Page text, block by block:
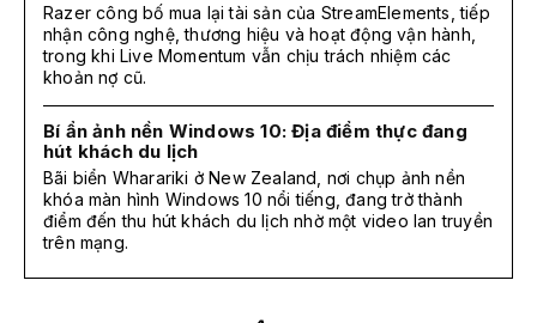
Razer công bố mua lại tài sản của StreamElements, tiếp
nhận công nghệ, thương hiệu và hoạt động vận hành,
trong khi Live Momentum vẫn chịu trách nhiệm các
khoản nợ cũ.
Bí ẩn ảnh nền Windows 10: Địa điểm thực đang
hút khách du lịch
Bãi biển Wharariki ở New Zealand, nơi chụp ảnh nền
khóa màn hình Windows 10 nổi tiếng, đang trở thành
điểm đến thu hút khách du lịch nhờ một video lan truyền
trên mạng.